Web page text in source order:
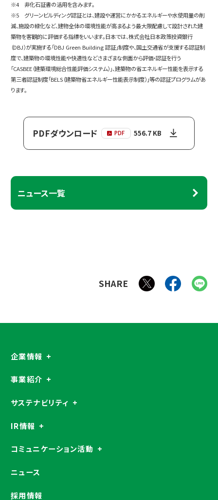
※4 非化石証書の活用を含みます。
※5 グリーンビルディング認証とは、建設や運営にかかるエネルギーや水使用量の削
減、施設の緑化など、建物全体の環境性能が高まるよう最大限配慮して設計された建
築物を客観的に評価する指標をいいます。日本では、株式会社日本政策投資銀行
（DBJ）が実施する「DBJ Green Building 認証」制度や、国土交通省が支援する認証制
度で、建築物の環境性能や快適性などさまざまな側面から評価・認証を行う
「CASBEE（建築環境総合性能評価システム）」、建築物の省エネルギー性能を表示する
第三者認証制度「BELS（建築物省エネルギー性能表示制度）」等の認証プログラムがあ
ります。
PDFダウンロード PDF 556.7 KB
ニュース一覧
SHARE
企業情報
事業紹介
サステナビリティ
IR情報
コミュニケーション活動
ニュース
採用情報